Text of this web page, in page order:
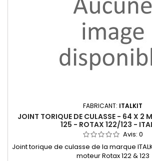
FABRICANT: ITALKIT
JOINT TORIQUE DE CULASSE - 64 X 2
125 - ROTAX 122/123 -
Avis: 0
Joint torique de culasse de la marque
moteur Rotax 122 & 123